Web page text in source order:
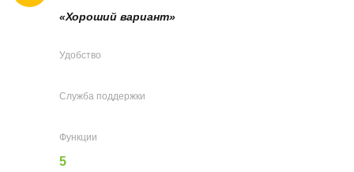
«Хороший вариант»
Удобство
Служба поддержки
Функции
5